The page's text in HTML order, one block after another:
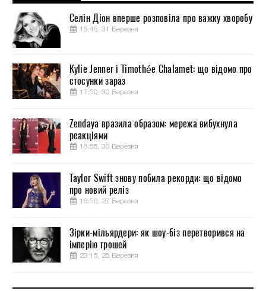
Селін Діон вперше розповіла про важку хворобу
15:46, 31 Березня
Kylie Jenner і Timothée Chalamet: що відомо про
стосунки зараз
17:50, 30 Березня
Zendaya вразила образом: мережа вибухнула
реакціями
16:55, 30 Березня
Taylor Swift знову побила рекорди: що відомо
про новий реліз
16:55, 27 Березня
Зірки-мільярдери: як шоу-біз перетворився на
імперію грошей
23:15, 25 Березня